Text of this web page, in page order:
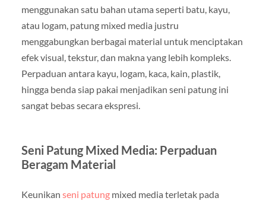
menggunakan satu bahan utama seperti batu, kayu,
atau logam, patung mixed media justru
menggabungkan berbagai material untuk menciptakan
efek visual, tekstur, dan makna yang lebih kompleks.
Perpaduan antara kayu, logam, kaca, kain, plastik,
hingga benda siap pakai menjadikan seni patung ini
sangat bebas secara ekspresi.
Seni Patung Mixed Media: Perpaduan
Beragam Material
Keunikan seni patungmixed media terletak pada